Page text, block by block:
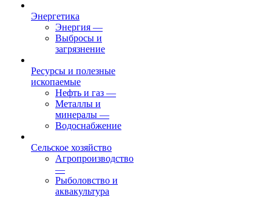
Энергетика
Энергия —
Выбросы и
загрязнение
Ресурсы и полезные
ископаемые
Нефть и газ —
Металлы и
минералы —
Водоснабжение
Сельское хозяйство
Агропроизводство
—
Рыболовство и
аквакультура